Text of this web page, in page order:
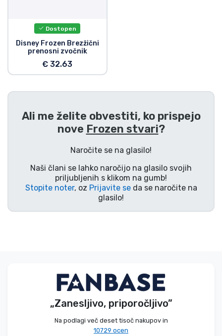
Dostopen
Disney Frozen Brezžični
prenosni zvočnik
€ 32.63
Ali me želite obvestiti, ko prispejo
nove Frozen stvari?
Naročite se na glasilo!
Naši člani se lahko naročijo na glasilo svojih
priljubljenih s klikom na gumb!
Stopite noter, oz Prijavite seda se naročite na
glasilo!
„Zanesljivo, priporočljivo”
Na podlagi več deset tisoč nakupov in
10729 ocen
Anime izdelki
Gamer izdelki
Glasbene izdelki
Vrste izdelkov
Blagovne znamke